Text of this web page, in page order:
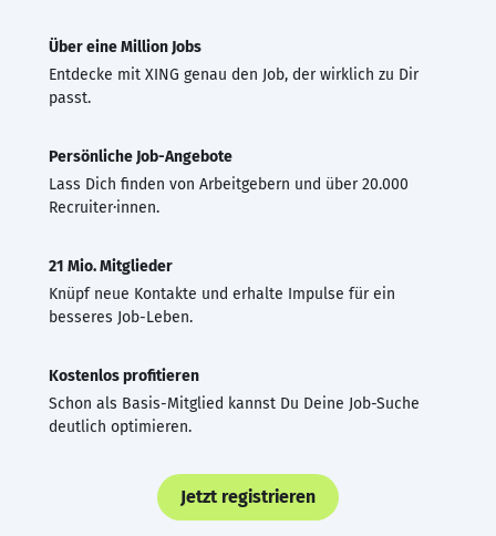
Über eine Million Jobs
Entdecke mit XING genau den Job, der wirklich zu Dir
passt.
Persönliche Job-Angebote
Lass Dich finden von Arbeitgebern und über 20.000
Recruiter·innen.
21 Mio. Mitglieder
Knüpf neue Kontakte und erhalte Impulse für ein
besseres Job-Leben.
Kostenlos profitieren
Schon als Basis-Mitglied kannst Du Deine Job-Suche
deutlich optimieren.
Jetzt registrieren